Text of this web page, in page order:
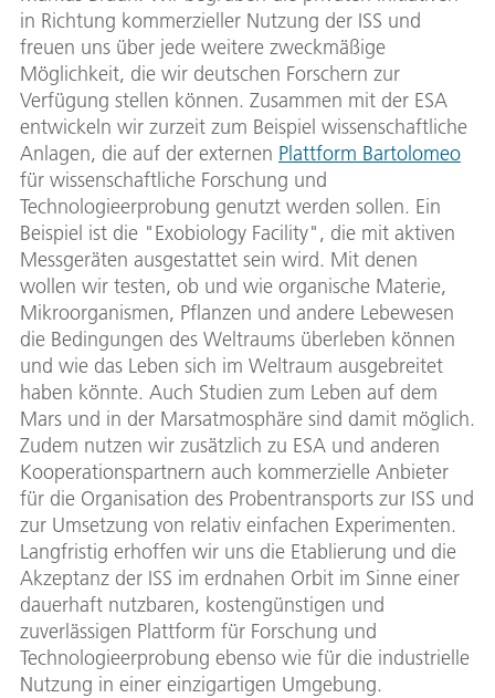
in Richtung kommerzieller Nutzung der ISS und
freuen uns über jede weitere zweckmäßige
Möglichkeit, die wir deutschen Forschern zur
Verfügung stellen können. Zusammen mit der ESA
entwickeln wir zurzeit zum Beispiel wissenschaftliche
Anlagen, die auf der externen Plattform Bartolomeo
für wissenschaftliche Forschung und
Technologieerprobung genutzt werden sollen. Ein
Beispiel ist die "Exobiology Facility", die mit aktiven
Messgeräten ausgestattet sein wird. Mit denen
wollen wir testen, ob und wie organische Materie,
Mikroorganismen, Pflanzen und andere Lebewesen
die Bedingungen des Weltraums überleben können
und wie das Leben sich im Weltraum ausgebreitet
haben könnte. Auch Studien zum Leben auf dem
Mars und in der Marsatmosphäre sind damit möglich.
Zudem nutzen wir zusätzlich zu ESA und anderen
Kooperationspartnern auch kommerzielle Anbieter
für die Organisation des Probentransports zur ISS und
zur Umsetzung von relativ einfachen Experimenten.
Langfristig erhoffen wir uns die Etablierung und die
Akzeptanz der ISS im erdnahen Orbit im Sinne einer
dauerhaft nutzbaren, kostengünstigen und
zuverlässigen Plattform für Forschung und
Technologieerprobung ebenso wie für die industrielle
Nutzung in einer einzigartigen Umgebung.